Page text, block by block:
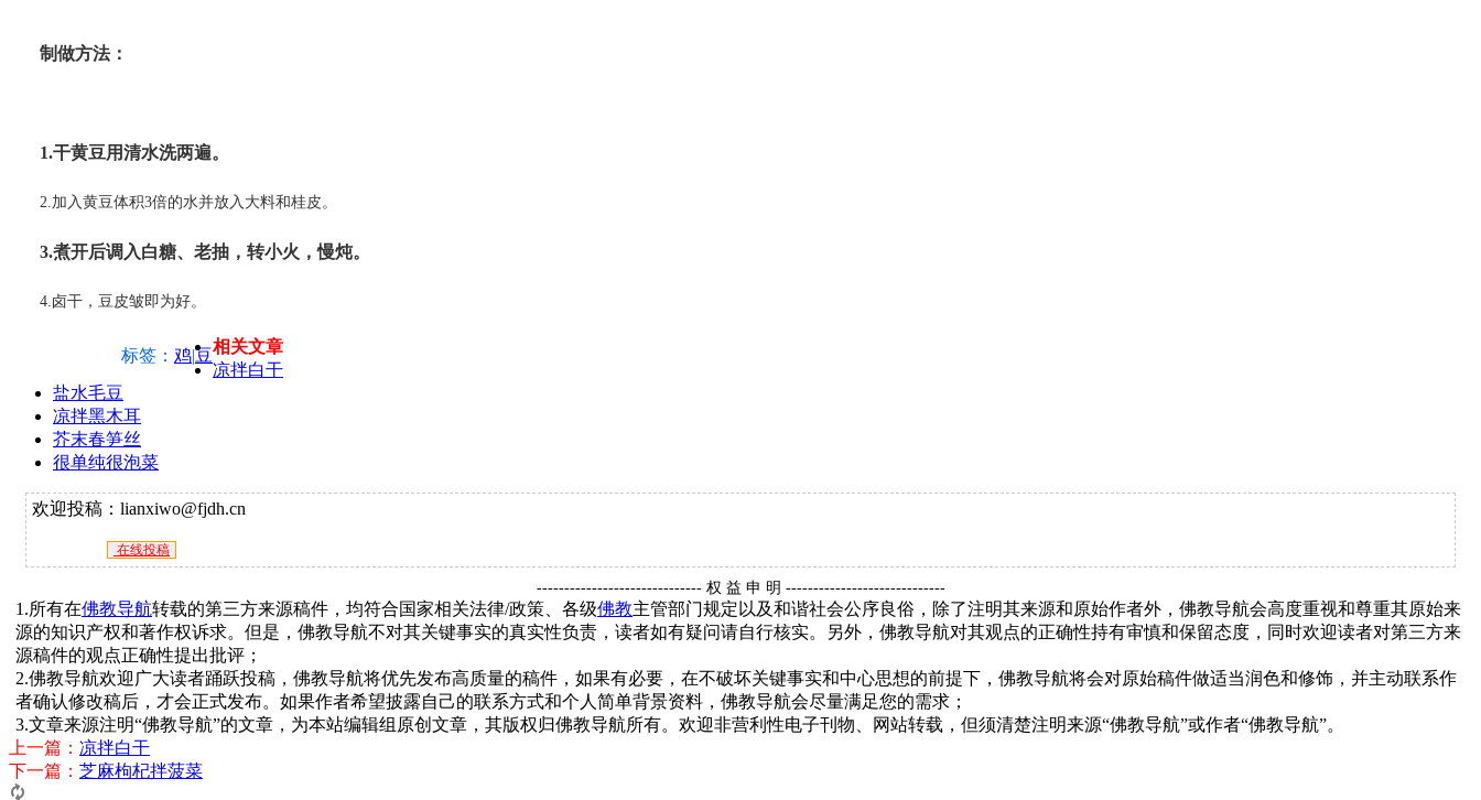
制做方法：
1.干黄豆用清水洗两遍。
2.加入黄豆体积3倍的水并放入大料和桂皮。
3.煮开后调入白糖、老抽，转小火，慢炖。
4.卤干，豆皮皱即为好。
标签： 鸡|豆相关文章
凉拌白干
盐水毛豆
凉拌黑木耳
芥末春笋丝
很单纯很泡菜
欢迎投稿：lianxiwo@fjdh.cn
在线投稿
------------------------------ 权 益 申 明 -----------------------------
1.所有在佛教导航转载的第三方来源稿件，均符合国家相关法律/政策、各级佛教主管部门规定以及和谐社会公序良俗，除了注明其来源和原始作者外，佛教导航会高度重视和尊重其原始来
源的知识产权和著作权诉求。但是，佛教导航不对其关键事实的真实性负责，读者如有疑问请自行核实。另外，佛教导航对其观点的正确性持有审慎和保留态度，同时欢迎读者对第三方来
源稿件的观点正确性提出批评；
2.佛教导航欢迎广大读者踊跃投稿，佛教导航将优先发布高质量的稿件，如果有必要，在不破坏关键事实和中心思想的前提下，佛教导航将会对原始稿件做适当润色和修饰，并主动联系作
者确认修改稿后，才会正式发布。如果作者希望披露自己的联系方式和个人简单背景资料，佛教导航会尽量满足您的需求；
3.文章来源注明“佛教导航”的文章，为本站编辑组原创文章，其版权归佛教导航所有。欢迎非营利性电子刊物、网站转载，但须清楚注明来源“佛教导航”或作者“佛教导航”。
上一篇： 凉拌白干
下一篇： 芝麻枸杞拌菠菜